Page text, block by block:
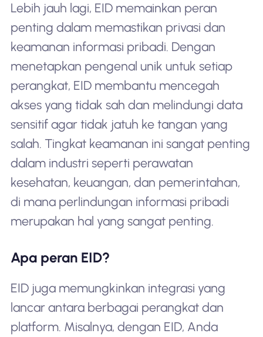
Lebih jauh lagi, EID memainkan peran
penting dalam memastikan privasi dan
keamanan informasi pribadi. Dengan
menetapkan pengenal unik untuk setiap
perangkat, EID membantu mencegah
akses yang tidak sah dan melindungi data
sensitif agar tidak jatuh ke tangan yang
salah. Tingkat keamanan ini sangat penting
dalam industri seperti perawatan
kesehatan, keuangan, dan pemerintahan,
di mana perlindungan informasi pribadi
merupakan hal yang sangat penting.
Apa peran EID?
EID juga memungkinkan integrasi yang
lancar antara berbagai perangkat dan
platform. Misalnya, dengan EID, Anda